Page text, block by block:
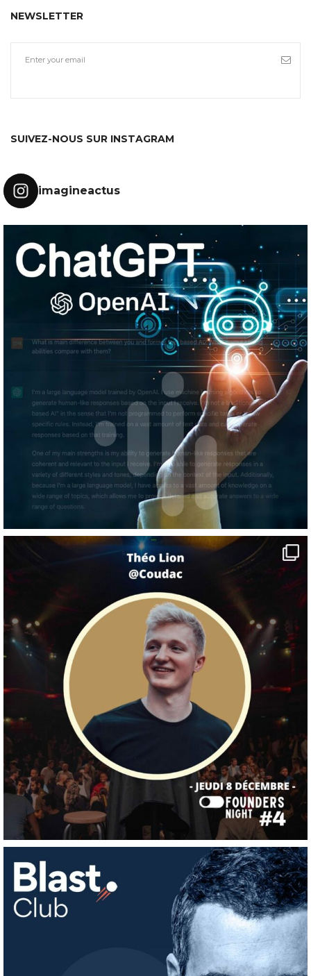
NEWSLETTER
SUIVEZ-NOUS SUR INSTAGRAM
imagineactus